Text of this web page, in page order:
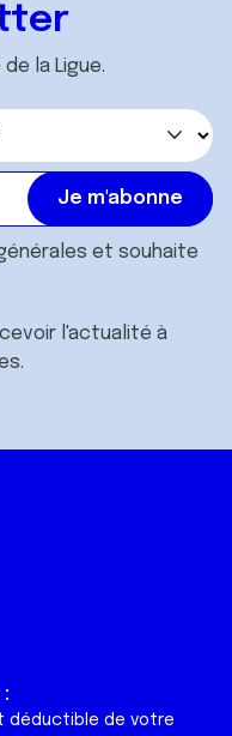
la Ligue.
et souhaite
l'actualité à
déductible de votre